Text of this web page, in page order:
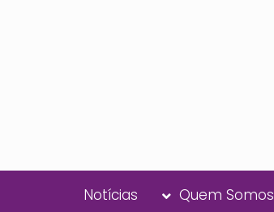
Notícias Quem Somos